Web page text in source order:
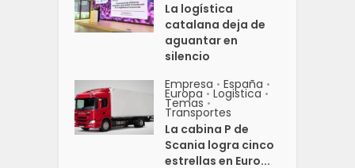
La logística
catalana deja de
aguantar en
silencio
Empresa • España •
Europa • Logistica •
Temas •
Transportes
La cabina P de
Scania logra cinco
estrellas en Euro...